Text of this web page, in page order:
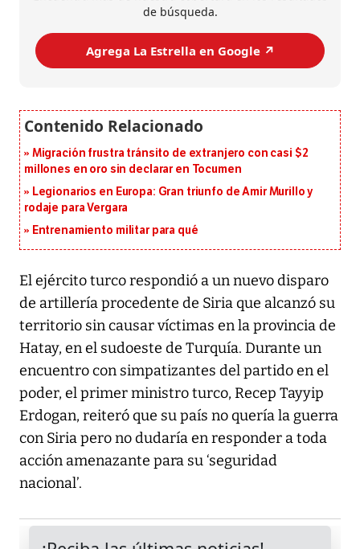
de búsqueda.
Agrega La Estrella en Google ↗️
Migración frustra tránsito de extranjero con casi $2
millones en oro sin declarar en Tocumen
Legionarios en Europa: Gran triunfo de Amir Murillo y
rodaje para Vergara
Entrenamiento militar para qué
El ejército turco respondió a un nuevo disparo
de artillería procedente de Siria que alcanzó su
territorio sin causar víctimas en la provincia de
Hatay, en el sudoeste de Turquía. Durante un
encuentro con simpatizantes del partido en el
poder, el primer ministro turco, Recep Tayyip
Erdogan, reiteró que su país no quería la guerra
con Siria pero no dudaría en responder a toda
acción amenazante para su ‘seguridad
nacional’.